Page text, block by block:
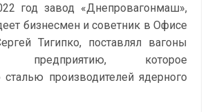
год завод «Днепровагонмаш»,
бизнесмен и советник в Офисе
Тигипко, поставлял вагоны
предприятию, которое
сталью производителей ядерного